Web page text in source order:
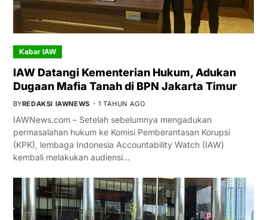
Kabar IAW
IAW Datangi Kementerian Hukum, Adukan
Dugaan Mafia Tanah di BPN Jakarta Timur
BYREDAKSI IAWNEWS 1 TAHUN AGO
IAWNews.com – Setelah sebelumnya mengadukan
permasalahan hukum ke Komisi Pemberantasan Korupsi
(KPK), lembaga Indonesia Accountability Watch (IAW)
kembali melakukan audiensi…